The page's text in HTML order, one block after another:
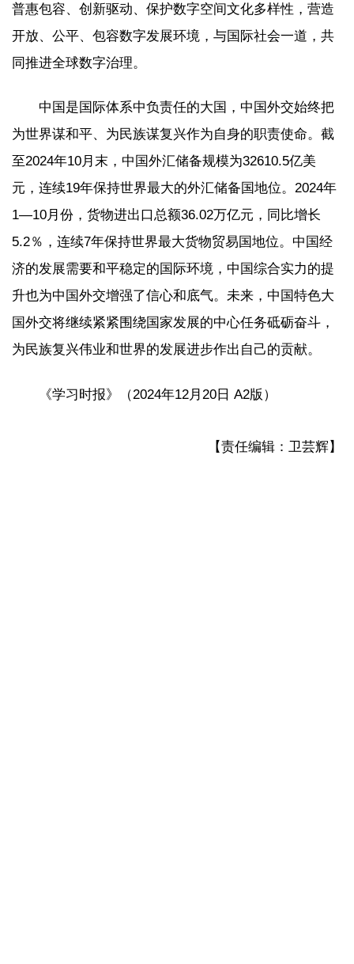
普惠包容、创新驱动、保护数字空间文化多样性，营造
开放、公平、包容数字发展环境，与国际社会一道，共
同推进全球数字治理。
中国是国际体系中负责任的大国，中国外交始终把
为世界谋和平、为民族谋复兴作为自身的职责使命。截
至2024年10月末，中国外汇储备规模为32610.5亿美
元，连续19年保持世界最大的外汇储备国地位。2024年
1—10月份，货物进出口总额36.02万亿元，同比增长
5.2％，连续7年保持世界最大货物贸易国地位。中国经
济的发展需要和平稳定的国际环境，中国综合实力的提
升也为中国外交增强了信心和底气。未来，中国特色大
国外交将继续紧紧围绕国家发展的中心任务砥砺奋斗，
为民族复兴伟业和世界的发展进步作出自己的贡献。
《学习时报》（2024年12月20日 A2版）
【责任编辑：卫芸辉】